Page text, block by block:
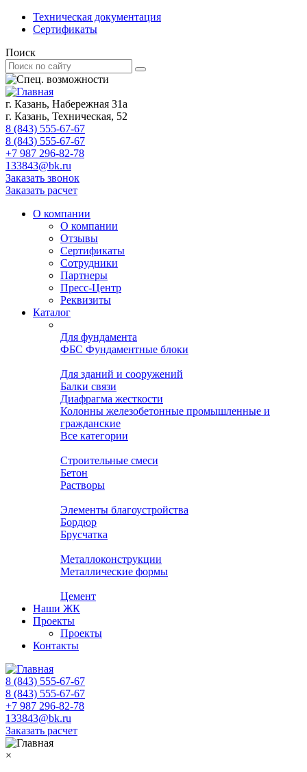
Техническая документация
Сертификаты
Поиск
г. Казань, Набережная 31а
г. Казань, Техническая, 52
8 (843) 555-67-67
8 (843) 555-67-67
+7 987 296-82-78
133843@bk.ru
Заказать звонок
Заказать расчет
О компании
О компании
Отзывы
Сертификаты
Сотрудники
Партнеры
Пресс-Центр
Реквизиты
Каталог
Для фундамента
ФБС Фундаментные блоки
Для зданий и сооружений
Балки связи
Диафрагма жесткости
Колонны железобетонные промышленные и
гражданские
Все категории
Строительные смеси
Бетон
Растворы
Элементы благоустройства
Бордюр
Брусчатка
Металлоконструкции
Металлические формы
Цемент
Наши ЖК
Проекты
Проекты
Контакты
8 (843) 555-67-67
8 (843) 555-67-67
+7 987 296-82-78
133843@bk.ru
Заказать расчет
×